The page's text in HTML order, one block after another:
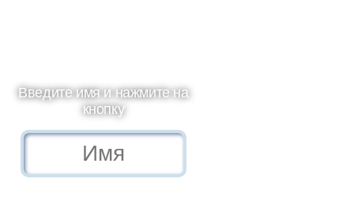
Введите имя и нажмите на
кнопку